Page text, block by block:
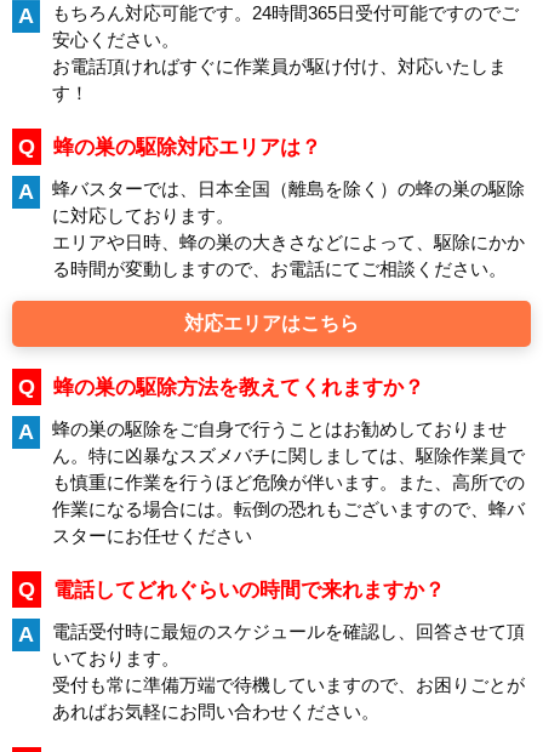
A
もちろん対応可能です。24時間365日受付可能ですのでご
安心ください。
お電話頂ければすぐに作業員が駆け付け、対応いたしま
す！
Q 蜂の巣の駆除対応エリアは？
A
蜂バスターでは、日本全国（離島を除く）の蜂の巣の駆除
に対応しております。
エリアや日時、蜂の巣の大きさなどによって、駆除にかか
る時間が変動しますので、お電話にてご相談ください。
対応エリアはこちら
Q 蜂の巣の駆除方法を教えてくれますか？
A
蜂の巣の駆除をご自身で行うことはお勧めしておりませ
ん。特に凶暴なスズメバチに関しましては、駆除作業員で
も慎重に作業を行うほど危険が伴います。また、高所での
作業になる場合には。転倒の恐れもございますので、蜂バ
スターにお任せください
Q 電話してどれぐらいの時間で来れますか？
A
電話受付時に最短のスケジュールを確認し、回答させて頂
いております。
受付も常に準備万端で待機していますので、お困りごとが
あればお気軽にお問い合わせください。